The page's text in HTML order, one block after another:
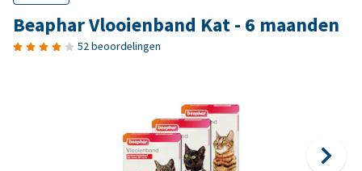
Beaphar Vlooienband Kat - 6 maanden
52 beoordelingen